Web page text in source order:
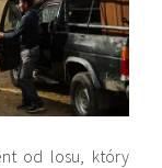
od losu, który